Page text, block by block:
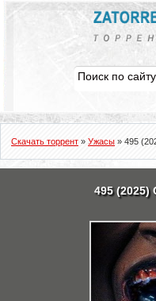
Скачать торрент » Ужасы » 495
495